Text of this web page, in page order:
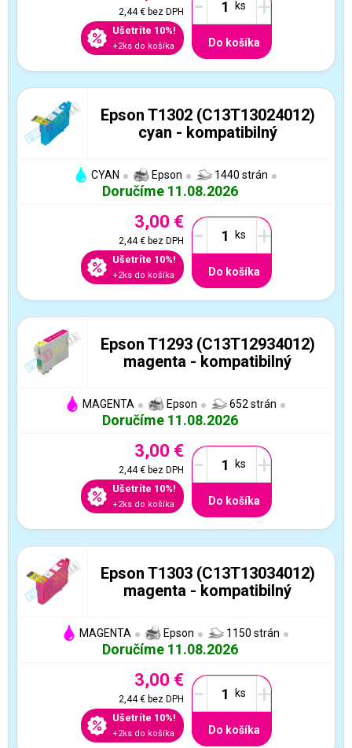
2,44 €bez DPH
Ušetríte 10%!
+2ks do košíka
+
Do košíka
Epson T1302 (C13T13024012)
cyan - kompatibilný
CYAN Epson 1440 strán
Doručíme 11.08.2026
3,00 €
2,44 €bez DPH
Ušetríte 10%!
+2ks do košíka
- +
Do košíka
Epson T1293 (C13T12934012)
magenta - kompatibilný
MAGENTA Epson 652 strán
Doručíme 11.08.2026
3,00 €
2,44 €bez DPH
Ušetríte 10%!
+2ks do košíka
- +
Do košíka
Epson T1303 (C13T13034012)
magenta - kompatibilný
MAGENTA Epson 1150 strán
Doručíme 11.08.2026
3,00 €
2,44 €bez DPH
Ušetríte 10%!
+2ks do košíka
- +
Do košíka